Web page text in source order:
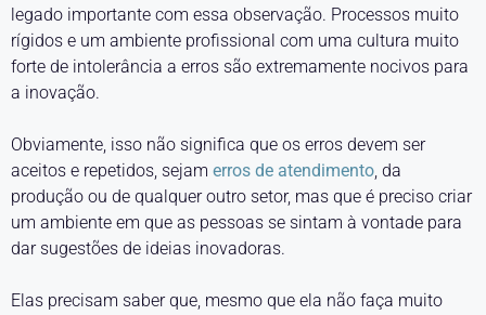
legado importante com essa observação. Processos muito
rígidos e um ambiente profissional com uma cultura muito
forte de intolerância a erros são extremamente nocivos para
a inovação.
Obviamente, isso não significa que os erros devem ser
aceitos e repetidos, sejam erros de atendimento, da
produção ou de qualquer outro setor, mas que é preciso criar
um ambiente em que as pessoas se sintam à vontade para
dar sugestões de ideias inovadoras.
Elas precisam saber que, mesmo que ela não faça muito